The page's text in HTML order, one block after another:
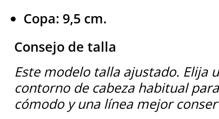
Copa: 9,5 cm.
Consejo de talla
Este modelo talla ajustado. Elija
contorno de cabeza habitual
cómodo y una línea mejor